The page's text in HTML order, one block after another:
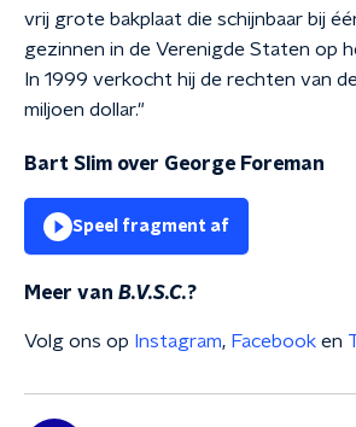
vrij grote bakplaat die schijnbaar bij
gezinnen in de Verenigde Staten op
In 1999 verkocht hij de rechten van
miljoen dollar."
Bart Slim over George Foreman
Speel fragment af
Meer van B.V.S.C.?
Volg ons op Instagram, Facebook en